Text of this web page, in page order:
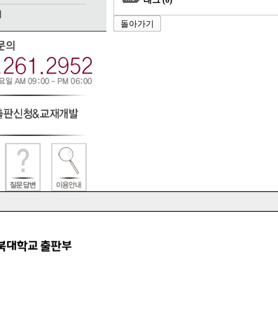
돌아가기